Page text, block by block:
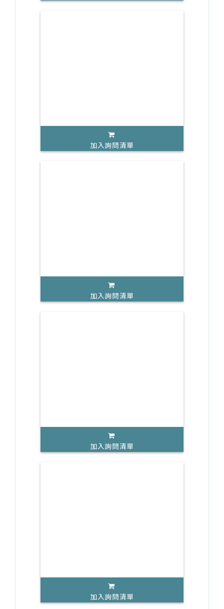
加入詢問清單
加入詢問清單
加入詢問清單
加入詢問清單